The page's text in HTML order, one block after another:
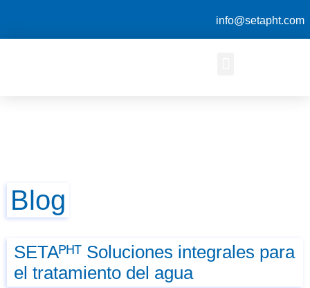
info@setapht.com
Blog
SETAᴾᴴᵀ Soluciones integrales para
el tratamiento del agua